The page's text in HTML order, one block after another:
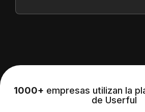
1000+ empresas utilizan la
de Userful